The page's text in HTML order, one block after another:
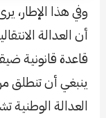
وفي هذا الإطار،
أن العدالة
قاعدة قانونية
ينبغي أن تنطلق
العدالة